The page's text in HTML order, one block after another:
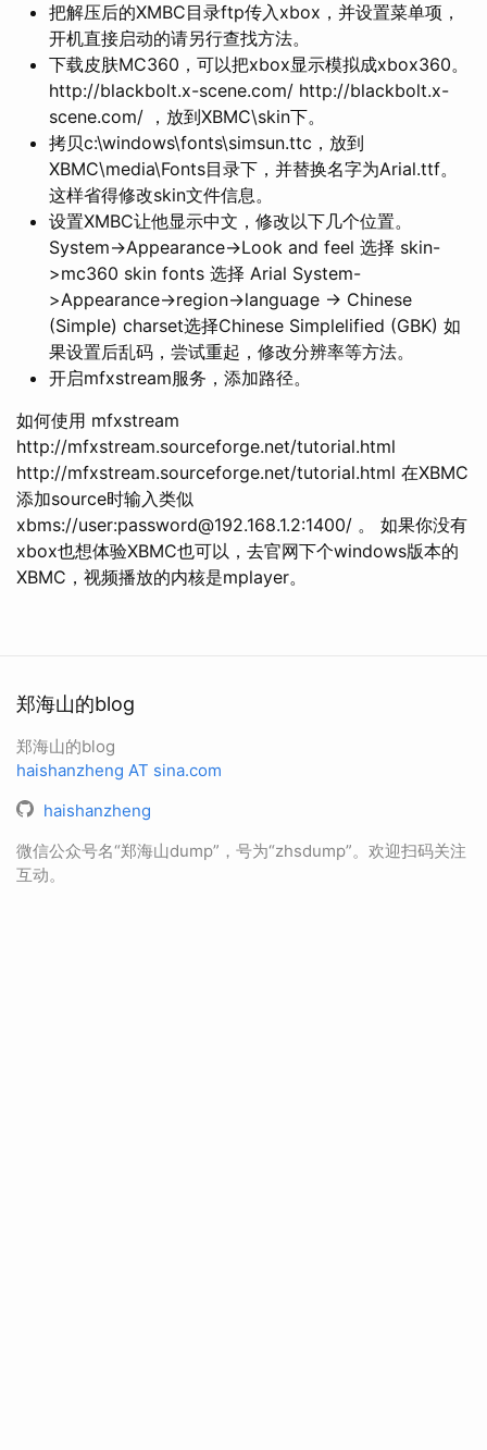
把解压后的XMBC目录ftp传入xbox，并设置菜单项，
开机直接启动的请另行查找方法。
下载皮肤MC360，可以把xbox显示模拟成xbox360。
http://blackbolt.x-scene.com/ http://blackbolt.x-
scene.com/ ，放到XBMC\skin下。
拷贝c:\windows\fonts\simsun.ttc，放到
XBMC\media\Fonts目录下，并替换名字为Arial.ttf。
这样省得修改skin文件信息。
设置XMBC让他显示中文，修改以下几个位置。
System->Appearance->Look and feel 选择 skin-
>mc360 skin fonts 选择 Arial System-
>Appearance->region->language -> Chinese
(Simple) charset选择Chinese Simplelified (GBK) 如
果设置后乱码，尝试重起，修改分辨率等方法。
开启mfxstream服务，添加路径。
如何使用 mfxstream
http://mfxstream.sourceforge.net/tutorial.html
http://mfxstream.sourceforge.net/tutorial.html 在XBMC
添加source时输入类似
xbms://user:password@192.168.1.2:1400/ 。 如果你没有
xbox也想体验XBMC也可以，去官网下个windows版本的
XBMC，视频播放的内核是mplayer。
郑海山的blog
郑海山的blog
haishanzheng AT sina.com
haishanzheng
微信公众号名“郑海山dump”，号为“zhsdump”。欢迎扫码关注
互动。